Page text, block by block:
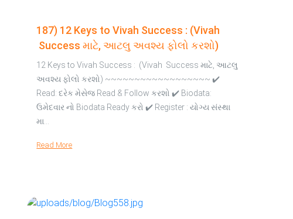
187) 12 Keys to Vivah Success : (Vivah
Success માટે, આટલુ અવશ્ય ફોલો કરશો)
12 Keys to Vivah Success : (Vivah Success માટે, આટલુ
અવશ્ય ફોલો કરશો) ~~~~~~~~~~~~~~~~~~ ✔️
Read: દરેક મેસેજ Read & Follow કરશો ✔️ Biodata:
ઉમેદવાર નો Biodata Ready કરો ✔️ Register : યોગ્ય સંસ્થા
મા…
Read More